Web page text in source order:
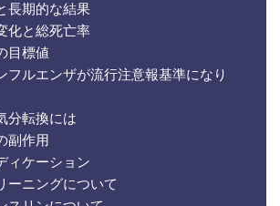
長期的な結果
化と総死亡率
目標値
フルエンザが流行注意報基準になり
分転換には
副作用
ィケーション
ーニングについて